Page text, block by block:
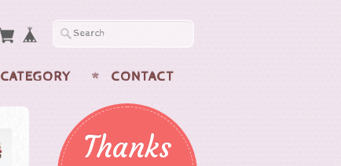
CATEGORY CONTACT
Thanks